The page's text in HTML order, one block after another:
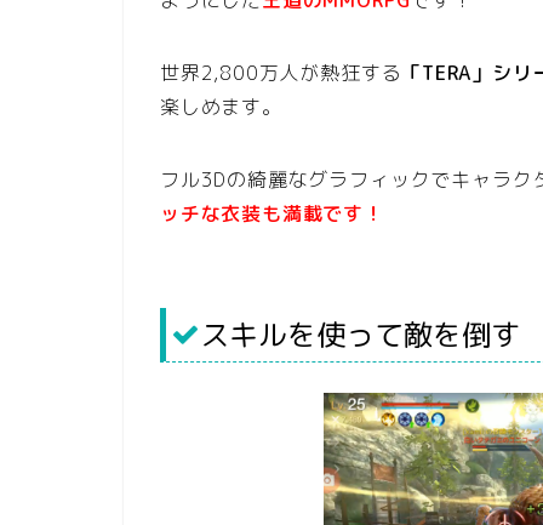
世界2,800万人が熱狂する 「TERA」シ
楽しめます。
フル3Dの綺麗なグラフィックでキャラ
ッチな衣装も満載です！
スキルを使って敵を倒す